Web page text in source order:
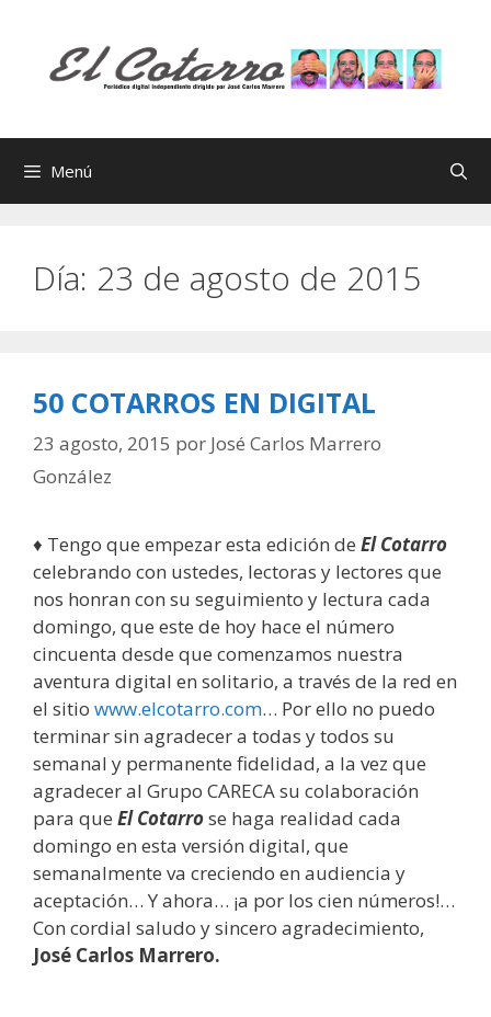
contenido
Menú
Día: 23 de agosto de 2015
50 COTARROS EN DIGITAL
23 agosto, 2015 por José Carlos Marrero
González
♦ Tengo que empezar esta edición de El Cotarro
celebrando con ustedes, lectoras y lectores que
nos honran con su seguimiento y lectura cada
domingo, que este de hoy hace el número
cincuenta desde que comenzamos nuestra
aventura digital en solitario, a través de la red en
el sitio www.elcotarro.com… Por ello no puedo
terminar sin agradecer a todas y todos su
semanal y permanente fidelidad, a la vez que
agradecer al Grupo CARECA su colaboración
para que El Cotarrose haga realidad cada
domingo en esta versión digital, que
semanalmente va creciendo en audiencia y
aceptación… Y ahora… ¡a por los cien números!…
Con cordial saludo y sincero agradecimiento,
José Carlos Marrero.